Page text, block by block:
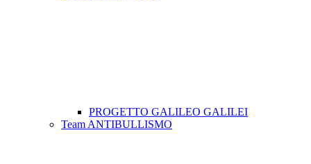
PROGETTO GALILEO GALILEI
Team ANTIBULLISMO